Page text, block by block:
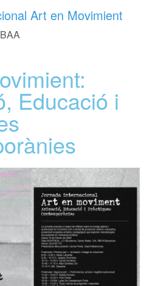
Art en Movimient
Educació i